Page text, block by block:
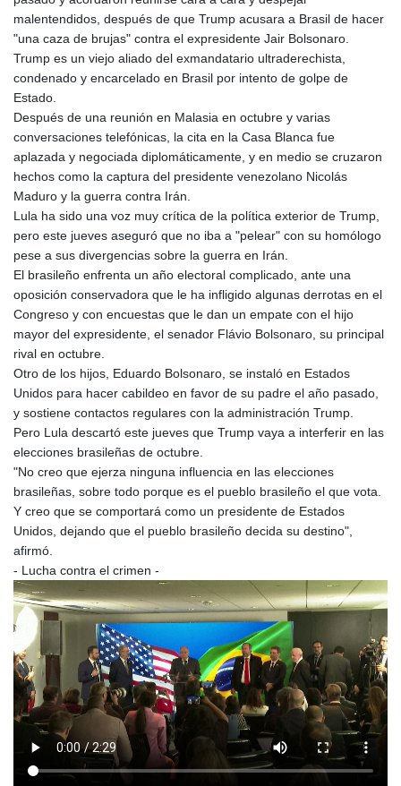
LSL 18.793369
LTL 3.402947
LVL 0.697118
LYD 7.344833
MDL 20.047704
MKD 61.427977
2419.54797
MNT
4144.10128
MOP 9.310037
MRU 46.191483
MUR 54.096679
MVR 17.805023
1997.873162
MXN 19.839187
MYR 4.713377
MZN 73.654852
1570.218621
NIO 42.399764
NOK 10.999988
OMR 0.443115
PAB 1.152181
PEN 3.894648
PGK 5.090567
PHP 70.070805
PKR 319.87712
PLN 4.300443
PYG
6853.617163
QAR 4.211823
malentendidos, después de que Trump acusara a Brasil de hacer
"una caza de brujas" contra el expresidente Jair Bolsonaro.
Trump es un viejo aliado del exmandatario ultraderechista,
condenado y encarcelado en Brasil por intento de golpe de
Estado.
Después de una reunión en Malasia en octubre y varias
conversaciones telefónicas, la cita en la Casa Blanca fue
aplazada y negociada diplomáticamente, y en medio se cruzaron
hechos como la captura del presidente venezolano Nicolás
Maduro y la guerra contra Irán.
Lula ha sido una voz muy crítica de la política exterior de Trump,
pero este jueves aseguró que no iba a "pelear" con su homólogo
pese a sus divergencias sobre la guerra en Irán.
El brasileño enfrenta un año electoral complicado, ante una
oposición conservadora que le ha infligido algunas derrotas en el
Congreso y con encuestas que le dan un empate con el hijo
mayor del expresidente, el senador Flávio Bolsonaro, su principal
rival en octubre.
Otro de los hijos, Eduardo Bolsonaro, se instaló en Estados
Unidos para hacer cabildeo en favor de su padre el año pasado,
y sostiene contactos regulares con la administración Trump.
Pero Lula descartó este jueves que Trump vaya a interferir en las
elecciones brasileñas de octubre.
"No creo que ejerza ninguna influencia en las elecciones
brasileñas, sobre todo porque es el pueblo brasileño el que vota.
Y creo que se comportará como un presidente de Estados
Unidos, dejando que el pueblo brasileño decida su destino",
afirmó.
- Lucha contra el crimen -